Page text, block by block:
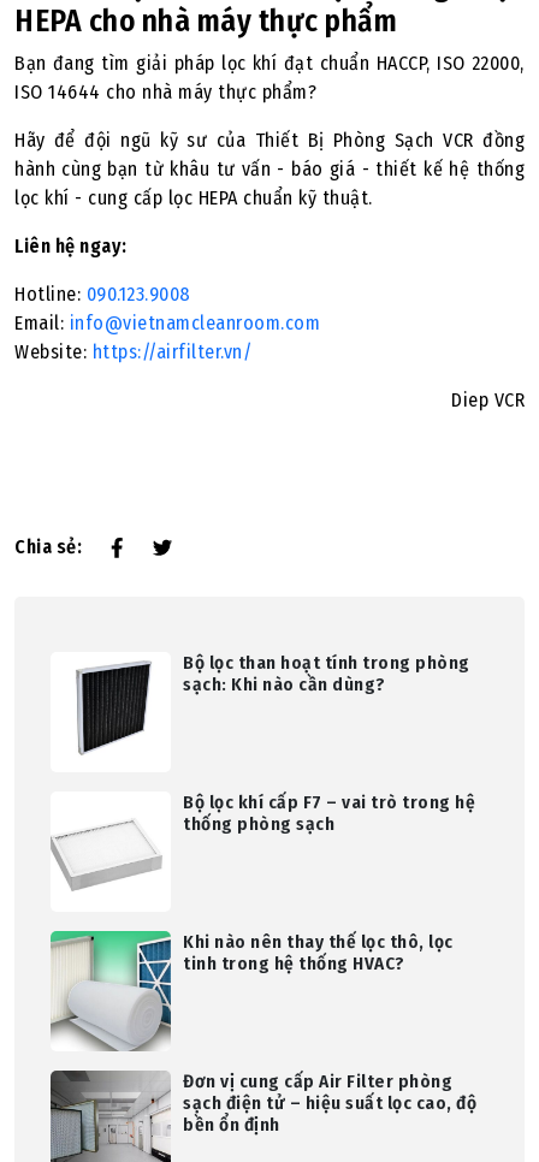
HEPA cho nhà máy thực phẩm
Bạn đang tìm giải pháp lọc khí đạt chuẩn HACCP, ISO 22000,
ISO 14644 cho nhà máy thực phẩm?
Hãy để đội ngũ kỹ sư của Thiết Bị Phòng Sạch VCR đồng
hành cùng bạn từ khâu tư vấn - báo giá - thiết kế hệ thống
lọc khí - cung cấp lọc HEPA chuẩn kỹ thuật.
Liên hệ ngay:
Hotline: 090.123.9008
Email: info@vietnamcleanroom.com
Website: https://airfilter.vn/
Diep VCR
Chia sẻ:
Bộ lọc than hoạt tính trong phòng
sạch: Khi nào cần dùng?
Bộ lọc khí cấp F7 – vai trò trong hệ
thống phòng sạch
Khi nào nên thay thế lọc thô, lọc
tinh trong hệ thống HVAC?
Đơn vị cung cấp Air Filter phòng
sạch điện tử – hiệu suất lọc cao, độ
bền ổn định